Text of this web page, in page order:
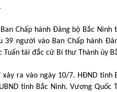
Chấp hành Đảng bộ Bắc
người vào Ban Chấp hành
tái đắc cử Bí thư Thành ủy
ra vào ngày 10/7. HĐND
tỉnh Bắc Ninh. Vương